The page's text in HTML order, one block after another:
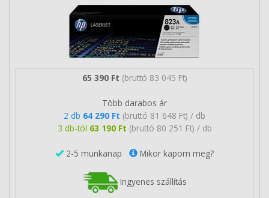
65 390 Ft (bruttó 83 045 Ft)
Több darabos ár
2 db 64 290 Ft (bruttó 81 648 Ft) / db
3 db-tól 63 190 Ft (bruttó 80 251 Ft) / db
2-5 munkanap Mikor kapom meg?
Ingyenes szállítás